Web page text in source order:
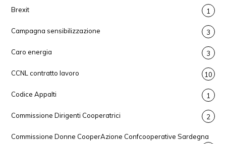
Brexit 1
Campagna sensibilizzazione 3
Caro energia 3
CCNL contratto lavoro 10
Codice Appalti 1
Commissione Dirigenti Cooperatrici 2
Commissione Donne CooperAzione Confcooperative Sardegna